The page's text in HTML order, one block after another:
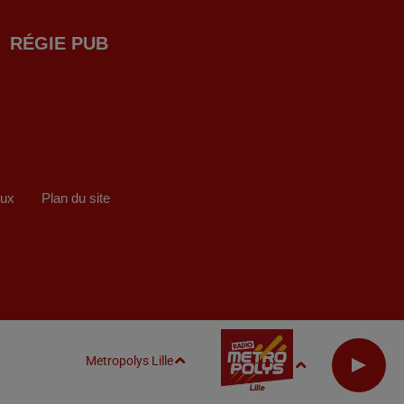
RÉGIE PUB
Metropolys Lille
Plan du site